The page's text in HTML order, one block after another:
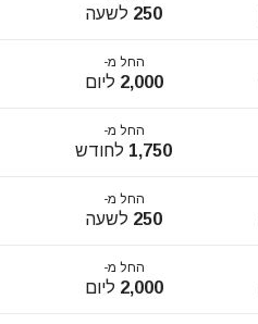
250 לשעה
החל מ-
2,000 ליום
החל מ-
1,750 לחודש
החל מ-
250 לשעה
החל מ-
2,000 ליום